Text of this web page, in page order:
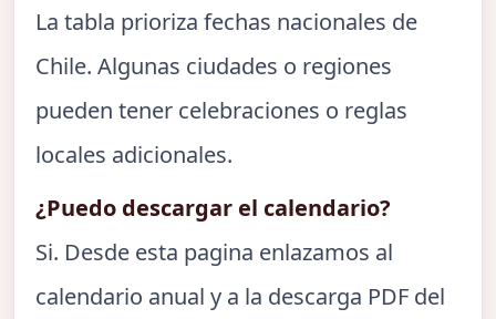
La tabla prioriza fechas nacionales de
Chile. Algunas ciudades o regiones
pueden tener celebraciones o reglas
locales adicionales.
¿Puedo descargar el calendario?
Si. Desde esta pagina enlazamos al
calendario anual y a la descarga PDF del